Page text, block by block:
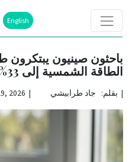
English
باحثون صينيون يبتكرون
الطاقة الشمسية إلى 33%
| بقلم: جاد طرابيشي | May 29, 2026